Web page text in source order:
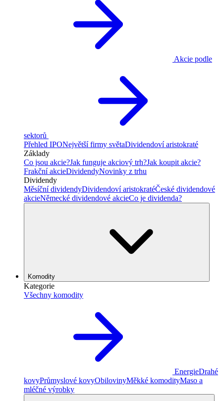
Akcie podle
sektorů
Přehled IPONejvětší firmy světaDividendoví aristokraté
Základy
Co jsou akcie?Jak funguje akciový trh?Jak koupit akcie?
Frakční akcieDividendyNovinky z trhu
Dividendy
Měsíční dividendyDividendoví aristokratéČeské dividendové
akcieNěmecké dividendové akcieCo je dividenda?
Komodity
Kategorie
Všechny komodity
EnergieDrahé
kovyPrůmyslové kovyObilovinyMěkké komodityMaso a
mléčné výrobky